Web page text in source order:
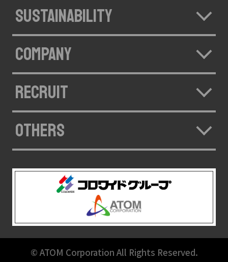
SUSTAINABILITY
COMPANY
RECRUIT
OTHERS
© ATOM Corporation All Rights Reserved.